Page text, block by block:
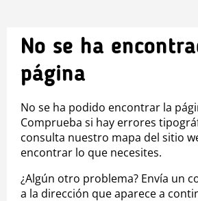
No se ha
página
No se ha podido encontrar la
Comprueba si hay errores
consulta nuestro mapa del sitio
encontrar lo que necesites.
¿Algún otro problema? Envía un
a la dirección que aparece a